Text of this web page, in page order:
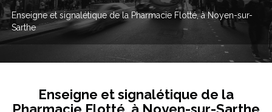
Enseigne et signalétique de la Pharmacie Flotté, à Noyen-sur-
Sarthe
Enseigne et signalétique de la